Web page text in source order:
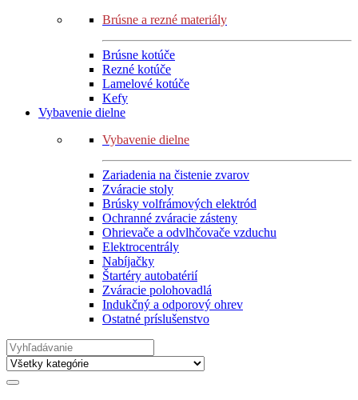
Brúsne a rezné materiály
Brúsne kotúče
Rezné kotúče
Lamelové kotúče
Kefy
Vybavenie dielne
Vybavenie dielne
Zariadenia na čistenie zvarov
Zváracie stoly
Brúsky volfrámových elektród
Ochranné zváracie zásteny
Ohrievače a odvlhčovače vzduchu
Elektrocentrály
Nabíjačky
Štartéry autobatérií
Zváracie polohovadlá
Indukčný a odporový ohrev
Ostatné príslušenstvo
Search
for: